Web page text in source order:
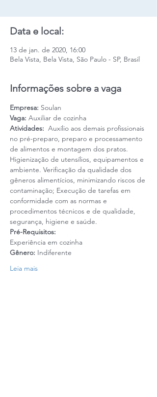
Data e local:
13 de jan. de 2020, 16:00
Bela Vista, Bela Vista, São Paulo - SP, Brasil
Informações sobre a vaga
Empresa: Soulan
Vaga: Auxiliar de cozinha
Atividades: Auxílio aos demais profissionais
no pré-preparo, preparo e processamento
de alimentos e montagem dos pratos.
Higienização de utensílios, equipamentos e
ambiente. Verificação da qualidade dos
gêneros alimentícios, minimizando riscos de
contaminação; Execução de tarefas em
conformidade com as normas e
procedimentos técnicos e de qualidade,
segurança, higiene e saúde.
Pré-Requisitos:
Experiência em cozinha
Gênero: Indiferente
Leia mais